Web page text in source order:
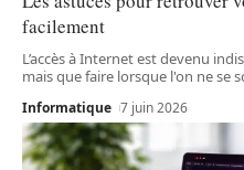
facilement
L’accès à Internet est devenu
mais que faire lorsque l'on ne se
Informatique 7 juin 2026